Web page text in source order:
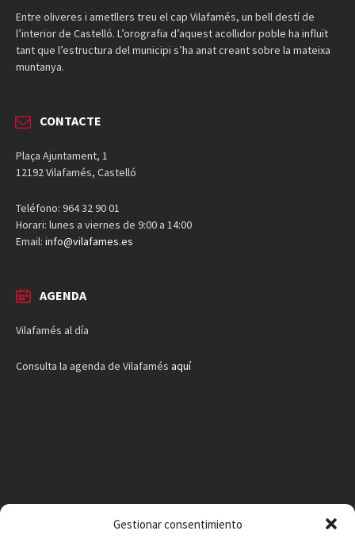
Gestionar consentimiento
Entre oliveres i ametllers treu el cap Vilafamés, un bell destí de
l’interior de Castelló. L’orografia d’aquest acollidor poble ha influït
tant que l’estructura del municipi s’ha anat creant sobre la mateixa
muntanya.
CONTACTE
Plaça Ajuntament, 1
12192 Vilafamés, Castelló
Teléfono: 964 32 90 01
Horari: lunes a viernes de 9:00 a 14:00
Email: info@vilafames.es
AGENDA
Vilafamés al día
Consulta la agenda de Vilafamés aquí